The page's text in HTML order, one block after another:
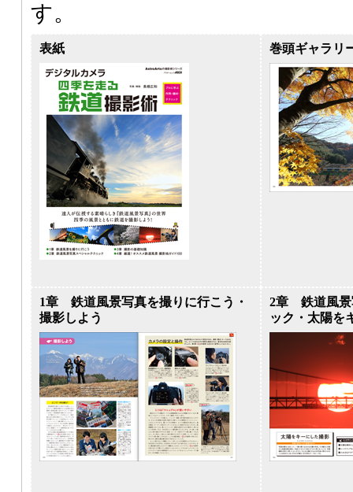
す。
表紙 巻頭ギャラリ
1章 鉄道風景写真を撮りに行こう・
撮影しよう
2章 鉄道風景
ック・太陽を